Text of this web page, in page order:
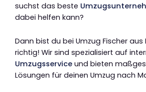
suchst das beste
dabei helfen kann?
Dann bist du bei Umzug Fischer aus
richtig! Wir sind spezialisiert auf
Umzugsservice und bieten
Lösungen für deinen Umzug nach